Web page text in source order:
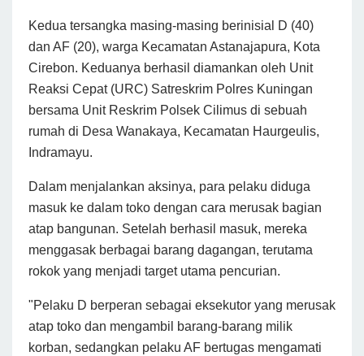
Kedua tersangka masing-masing berinisial D (40)
dan AF (20), warga Kecamatan Astanajapura, Kota
Cirebon. Keduanya berhasil diamankan oleh Unit
Reaksi Cepat (URC) Satreskrim Polres Kuningan
bersama Unit Reskrim Polsek Cilimus di sebuah
rumah di Desa Wanakaya, Kecamatan Haurgeulis,
Indramayu.
Dalam menjalankan aksinya, para pelaku diduga
masuk ke dalam toko dengan cara merusak bagian
atap bangunan. Setelah berhasil masuk, mereka
menggasak berbagai barang dagangan, terutama
rokok yang menjadi target utama pencurian.
"Pelaku D berperan sebagai eksekutor yang merusak
atap toko dan mengambil barang-barang milik
korban, sedangkan pelaku AF bertugas mengamati